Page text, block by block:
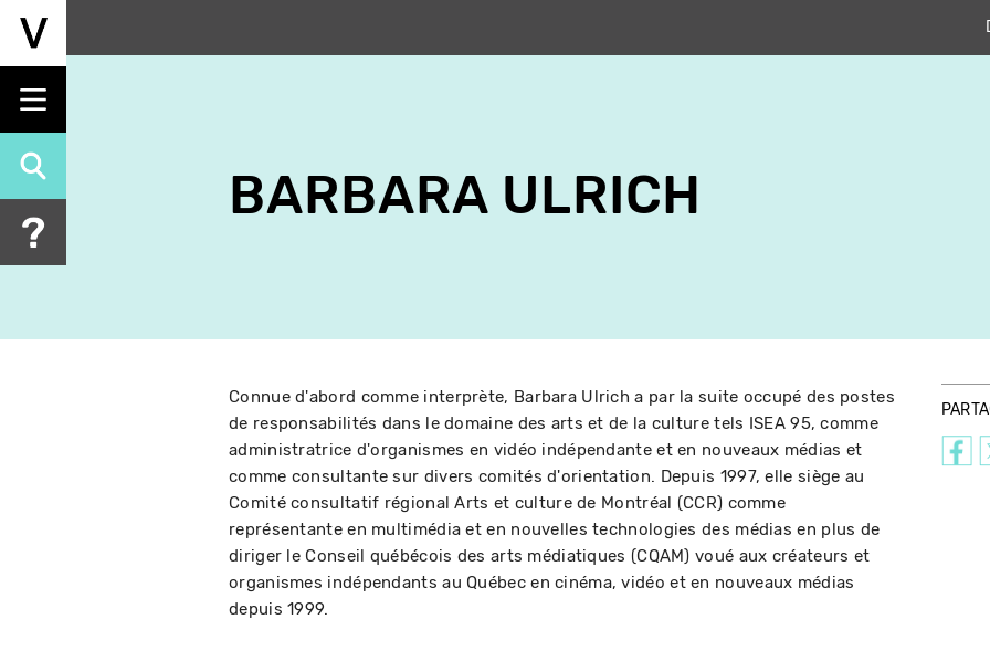
Aller
principal
BARBARA ULRICH
Connue d'abord comme interprète, Barbara Ulrich a par la suite occupé des postes
de responsabilités dans le domaine des arts et de la culture tels ISEA 95, comme
administratrice d'organismes en vidéo indépendante et en nouveaux médias et
comme consultante sur divers comités d'orientation. Depuis 1997, elle siège au
Comité consultatif régional Arts et culture de Montréal (CCR) comme
représentante en multimédia et en nouvelles technologies des médias en plus de
diriger le Conseil québécois des arts médiatiques (CQAM) voué aux créateurs et
organismes indépendants au Québec en cinéma, vidéo et en nouveaux médias
depuis 1999.